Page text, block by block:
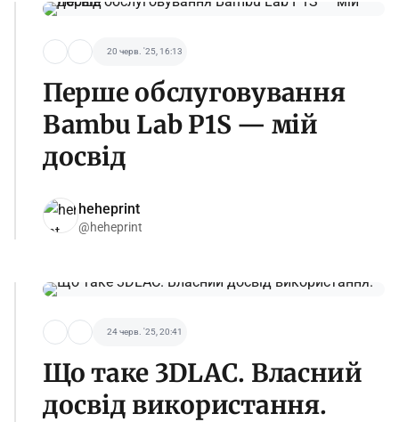
20 черв. '25, 16:13
Перше обслуговування
Bambu Lab P1S — мій
досвід
heheprint
@heheprint
24 черв. '25, 20:41
Що таке 3DLAC. Власний
досвід використання.